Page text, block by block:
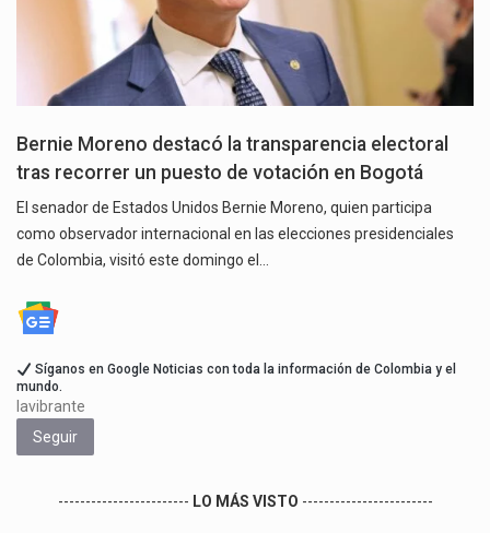
Bernie Moreno destacó la transparencia electoral
tras recorrer un puesto de votación en Bogotá
El senador de Estados Unidos Bernie Moreno, quien participa
como observador internacional en las elecciones presidenciales
de Colombia, visitó este domingo el…
Síganos en Google Noticias con toda la información de Colombia y el
mundo.
lavibrante
Seguir
------------------------ LO MÁS VISTO ------------------------